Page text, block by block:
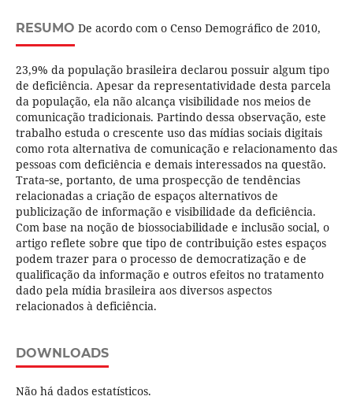
RESUMO De acordo com o Censo Demográfico de 2010,
23,9% da população brasileira declarou possuir algum tipo
de deficiência. Apesar da representatividade desta parcela
da população, ela não alcança visibilidade nos meios de
comunicação tradicionais. Partindo dessa observação, este
trabalho estuda o crescente uso das mídias sociais digitais
como rota alternativa de comunicação e relacionamento das
pessoas com deficiência e demais interessados na questão.
Trata‐se, portanto, de uma prospecção de tendências
relacionadas a criação de espaços alternativos de
publicização de informação e visibilidade da deficiência.
Com base na noção de biossociabilidade e inclusão social, o
artigo reflete sobre que tipo de contribuição estes espaços
podem trazer para o processo de democratização e de
qualificação da informação e outros efeitos no tratamento
dado pela mídia brasileira aos diversos aspectos
relacionados à deficiência.
DOWNLOADS
Não há dados estatísticos.